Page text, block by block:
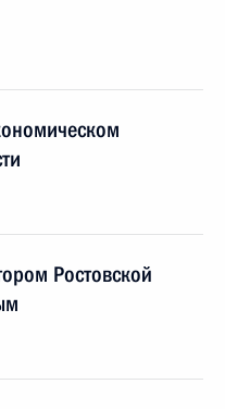
Ростовской